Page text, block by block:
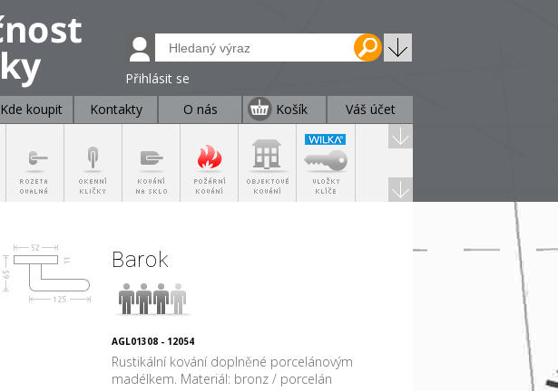
Přihlásit se
Kde koupit Kontakty O nás Košík Váš účet
Barok
AGL01308 - 12054
Rustikální kování doplněné porcelánovým
madélkem. Materiál: bronz / porcelán